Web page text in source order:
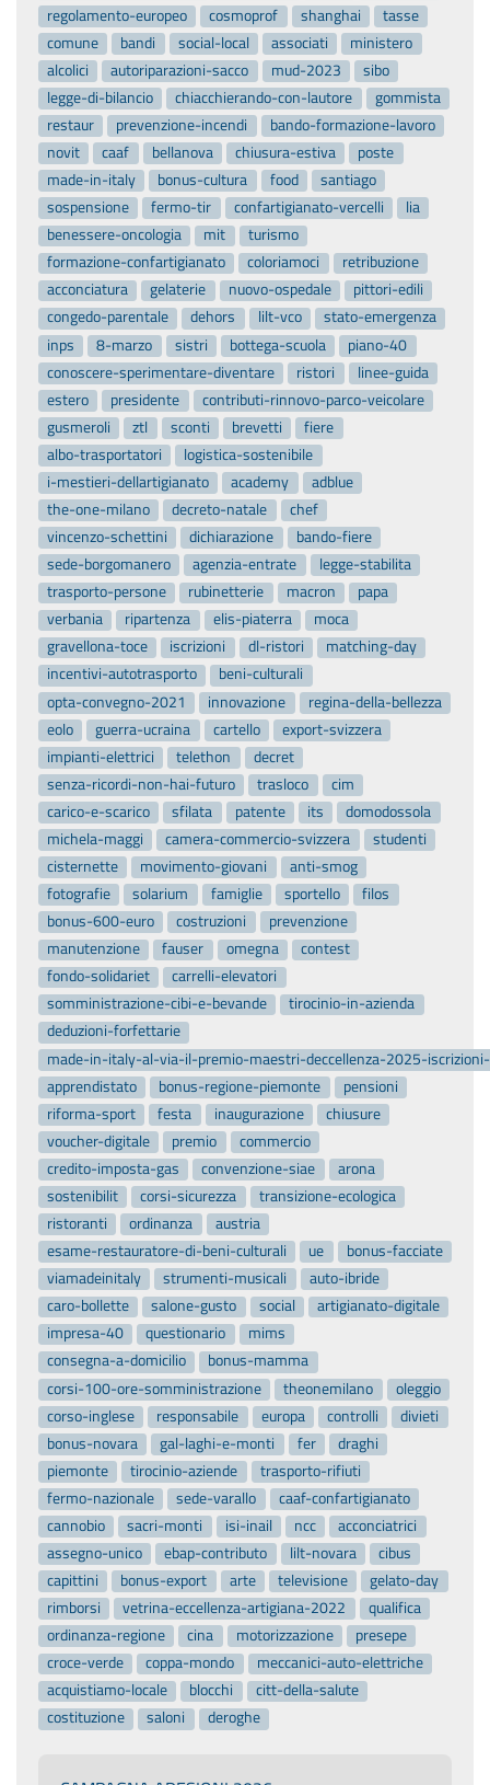
regolamento-europeo
cosmoprof shanghai
tasse
comune
bandi social-local associati
ministero
alcolici
autoriparazioni-sacco mud-2023
sibo
legge-di-bilancio
chiacchierando-con-lautore
gommista
restaur
prevenzione-incendi
bando-formazione-lavoro
novit
caaf bellanova chiusura-estiva
poste
made-in-italy
bonus-cultura food
santiago
sospensione
fermo-tir confartigianato-vercelli
lia
benessere-oncologia
mit
turismo
formazione-confartigianato
coloriamoci
retribuzione
acconciatura
gelaterie nuovo-ospedale
pittori-edili
congedo-parentale
dehors lilt-vco
stato-emergenza
inps
8-marzo sistri bottega-scuola
piano-40
conoscere-sperimentare-diventare
ristori
linee-guida
estero
presidente
contributi-rinnovo-parco-veicolare
gusmeroli
ztl sconti brevetti
fiere
albo-trasportatori
logistica-sostenibile
i-mestieri-dellartigianato
academy
adblue
the-one-milano
decreto-natale
chef
vincenzo-schettini
dichiarazione
bando-fiere
sede-borgomanero
agenzia-entrate
legge-stabilita
trasporto-persone
rubinetterie macron
papa
verbania
ripartenza elis-piaterra
moca
gravellona-toce
iscrizioni dl-ristori
matching-day
incentivi-autotrasporto
beni-culturali
opta-convegno-2021
innovazione
regina-della-bellezza
eolo
guerra-ucraina cartello
export-svizzera
impianti-elettrici
telethon
decret
senza-ricordi-non-hai-futuro
trasloco
cim
carico-e-scarico
sfilata patente its
domodossola
michela-maggi
camera-commercio-svizzera
studenti
cisternette
movimento-giovani
anti-smog
fotografie
solarium famiglie sportello
filos
bonus-600-euro
costruzioni
prevenzione
manutenzione
fauser omegna
contest
fondo-solidariet
carrelli-elevatori
somministrazione-cibi-e-bevande
tirocinio-in-azienda
deduzioni-forfettarie
made-in-italy-al-via-il-premio-maestri-deccellenza-2025-
apprendistato
bonus-regione-piemonte
pensioni
riforma-sport
festa inaugurazione
chiusure
voucher-digitale
premio
commercio
credito-imposta-gas
convenzione-siae
arona
sostenibilit
corsi-sicurezza
transizione-ecologica
ristoranti
ordinanza
austria
esame-restauratore-di-beni-culturali
ue
bonus-facciate
viamadeinitaly
strumenti-musicali
auto-ibride
caro-bollette
salone-gusto social
artigianato-digitale
impresa-40
questionario
mims
consegna-a-domicilio
bonus-mamma
corsi-100-ore-somministrazione
theonemilano
oleggio
corso-inglese
responsabile europa controlli
divieti
bonus-novara
gal-laghi-e-monti fer
draghi
piemonte
tirocinio-aziende
trasporto-rifiuti
fermo-nazionale
sede-varallo
caaf-confartigianato
cannobio
sacri-monti isi-inail ncc
acconciatrici
assegno-unico
ebap-contributo lilt-novara
cibus
capittini
bonus-export arte televisione
gelato-day
rimborsi
vetrina-eccellenza-artigiana-2022
qualifica
ordinanza-regione
cina motorizzazione
presepe
croce-verde
coppa-mondo
meccanici-auto-elettriche
acquistiamo-locale
blocchi
citt-della-salute
costituzione
saloni deroghe